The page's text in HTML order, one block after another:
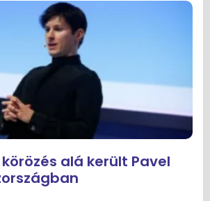
alá került Pavel